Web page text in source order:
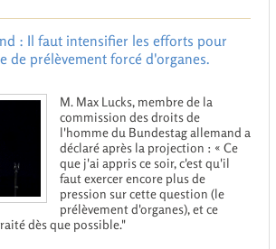
: Il faut intensifier les efforts pour
de prélèvement forcé d'organes.
M. Max Lucks, membre de la
commission des droits de
l'homme du Bundestag allemand a
déclaré après la projection : « Ce
que j'ai appris ce soir, c'est qu'il
faut exercer encore plus de
pression sur cette question (le
prélèvement d'organes), et ce
dès que possible."